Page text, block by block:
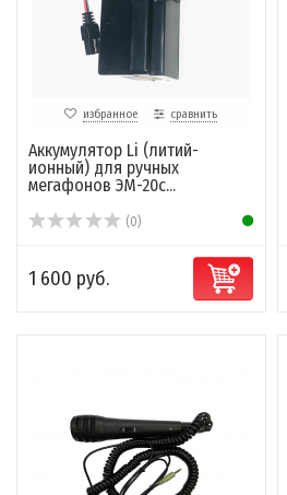
избранное сравнить
Аккумулятор Li (литий-
ионный) для ручных
мегафонов ЭМ-20с...
(0)
1 600 руб.